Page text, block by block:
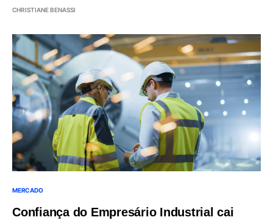
CHRISTIANE BENASSI
MERCADO
Confiança do Empresário Industrial cai